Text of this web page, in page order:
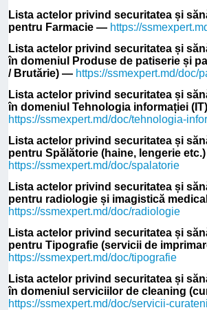
Lista actelor privind securitatea și
pentru Farmacie — https://
Lista actelor privind securitatea și
în domeniul Produse de patiserie și
/ Brutărie) — https://ssmexpert.md/doc/
Lista actelor privind securitatea și
în domeniul Tehnologia informației
https://ssmexpert.md/doc/tehnologia-
Lista actelor privind securitatea și
pentru Spălătorie (haine, lengerie
https://ssmexpert.md/doc/spalatorie
Lista actelor privind securitatea și
pentru radiologie și imagistică
https://ssmexpert.md/doc/radiologie
Lista actelor privind securitatea și
pentru Tipografie (servicii de
https://ssmexpert.md/doc/tipografie
Lista actelor privind securitatea și
în domeniul serviciilor de cleaning
https://ssmexpert.md/doc/servicii-